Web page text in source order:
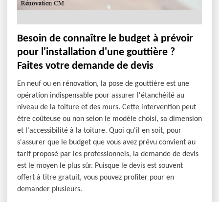
Besoin de connaître le budget à prévoir
pour l'installation d'une gouttière ?
Faites votre demande de devis
En neuf ou en rénovation, la pose de gouttière est une
opération indispensable pour assurer l'étanchéité au
niveau de la toiture et des murs. Cette intervention peut
être coûteuse ou non selon le modèle choisi, sa dimension
et l'accessibilité à la toiture. Quoi qu'il en soit, pour
s'assurer que le budget que vous avez prévu convient au
tarif proposé par les professionnels, la demande de devis
est le moyen le plus sûr. Puisque le devis est souvent
offert à titre gratuit, vous pouvez profiter pour en
demander plusieurs.